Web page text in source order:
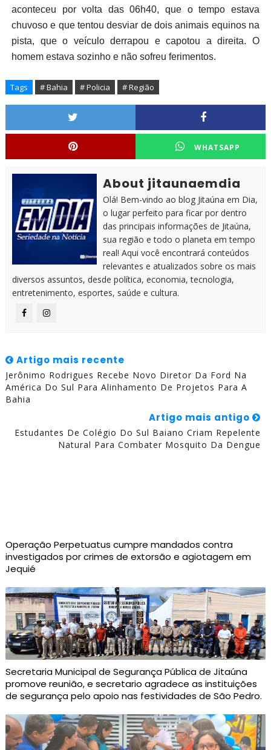
aconteceu por volta das 06h40, que o tempo estava
chuvoso e que tentou desviar de dois animais equinos na
pista, que o veículo derrapou e capotou a direita. O
homem estava sozinho e não sofreu ferimentos.
Tags # Bahia # Policia # Região
WHATSAPP
About jitaunaemdia
Olá! Bem-vindo ao blog Jitaúna em Dia,
o lugar perfeito para ficar por dentro
das principais informações de Jitaúna,
sua região e todo o planeta em tempo
real! Aqui você encontrará conteúdos
relevantes e atualizados sobre os mais
diversos assuntos, desde política, economia, tecnologia,
entretenimento, esportes, saúde e cultura.
Artigo mais recente
Jerônimo Rodrigues Recebe Novo Diretor Da Ford Na
América Do Sul Para Alinhamento De Projetos Para A
Bahia
Artigo mais antigo
Estudantes De Colégio Do Sul Baiano Criam Repelente
Natural Para Combater Mosquito Da Dengue
Operação Perpetuatus cumpre mandados contra
investigados por crimes de extorsão e agiotagem em
Jequié
Secretaria Municipal de Segurança Pública de Jitaúna
promove reunião, e secretario agradece as instituições
de segurança pelo apoio nas festividades de São Pedro.